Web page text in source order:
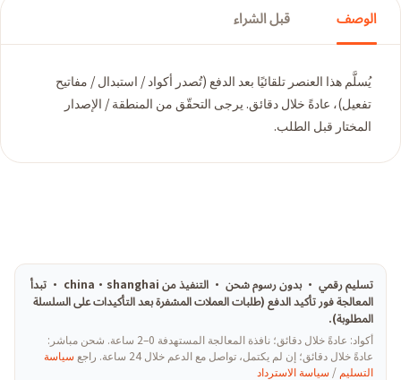
الوصف قبل الشراء
يُسلَّم هذا العنصر تلقائيًا بعد الدفع (تُصدر أكواد / استبدال / مفاتيح
تفعيل)، عادةً خلال دقائق. يرجى التحقّق من المنطقة / الإصدار
المختار قبل الطلب.
تسليم رقمي · بدون رسوم شحن · التنفيذ من china·shanghai · تبدأ
المعالجة فور تأكيد الدفع (طلبات العملات المشفرة بعد التأكيدات على السلسلة
المطلوبة).
أكواد: عادةً خلال دقائق؛ نافذة المعالجة المستهدفة 0–2 ساعة. شحن مباشر:
عادةً خلال دقائق؛ إن لم يكتمل، تواصل مع الدعم خلال 24 ساعة. راجع
سياسة
التسليم / سياسة الاسترداد